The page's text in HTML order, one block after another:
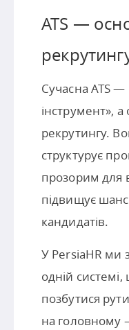
ATS —
Сучасна ATS
інструмент», а
рекрутингу.
структурує
прозорим для
підвищує
кандидатів.
У PersiaHR ми
одній
позбутися
на головному